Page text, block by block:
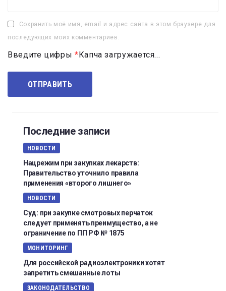
Сохранить моё имя, email и адрес сайта в этом браузере для
последующих моих комментариев.
Введите цифры *Капча загружается...
Последние записи
НОВОСТИ
Нацрежим при закупках лекарств:
Правительство уточнило правила
применения «второго лишнего»
НОВОСТИ
Суд: при закупке смотровых перчаток
следует применять преимущество, а не
ограничение по ПП РФ № 1875
МОНИТОРИНГ
Для российской радиоэлектроники хотят
запретить смешанные лоты
ЗАКОНОДАТЕЛЬСТВО